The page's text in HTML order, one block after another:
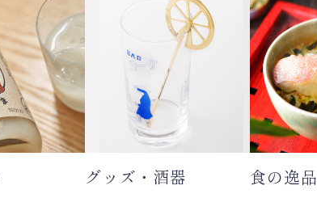
グッズ・酒器 食の逸品